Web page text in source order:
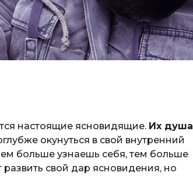
настоящие ясновидящие. Их душа
окунуться в свой внутренний
больше узнаешь себя, тем больше
свой дар ясновидения, но